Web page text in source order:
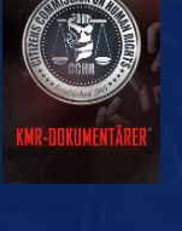
TITTA